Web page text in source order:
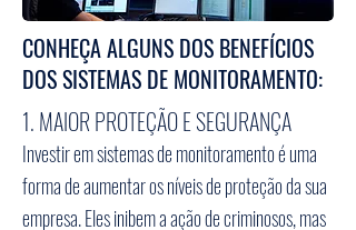
CONHEÇA ALGUNS DOS BENEFÍCIOS
DOS SISTEMAS DE MONITORAMENTO:
1. MAIOR PROTEÇÃO E SEGURANÇA
Investir em sistemas de monitoramento é uma
forma de aumentar os níveis de proteção da sua
empresa. Eles inibem a ação de criminosos, mas